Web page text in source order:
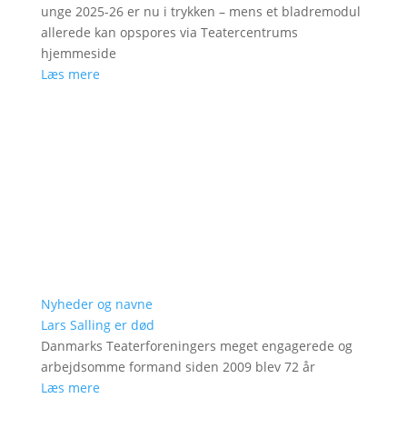
unge 2025-26 er nu i trykken – mens et bladremodul
allerede kan opspores via Teatercentrums
hjemmeside
Læs mere
Nyheder og navne
Lars Salling er død
Danmarks Teaterforeningers meget engagerede og
arbejdsomme formand siden 2009 blev 72 år
Læs mere